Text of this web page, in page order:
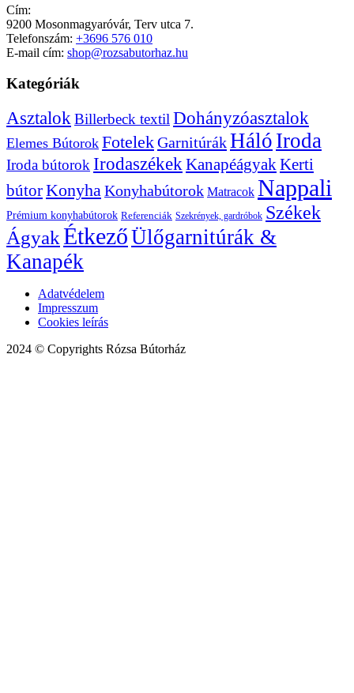
Cím:
9200 Mosonmagyaróvár, Terv utca 7.
Telefonszám: +3696 576 010
E-mail cím: shop@rozsabutorhaz.hu
Kategóriák
Asztalok Billerbeck textil Dohányzóasztalok
Elemes Bútorok FotelekGarnitúrákHáló Iroda
Iroda bútorok Irodaszékek Kanapéágyak Kerti
bútorKonyha Konyhabútorok Matracok Nappali
Prémium konyhabútorok Referenciák Szekrények, gardróbok Székek
ÁgyakÉtkezőÜlőgarnitúrák &
Kanapék
Adatvédelem
Impresszum
Cookies leírás
2024 © Copyrights Rózsa Bútorház